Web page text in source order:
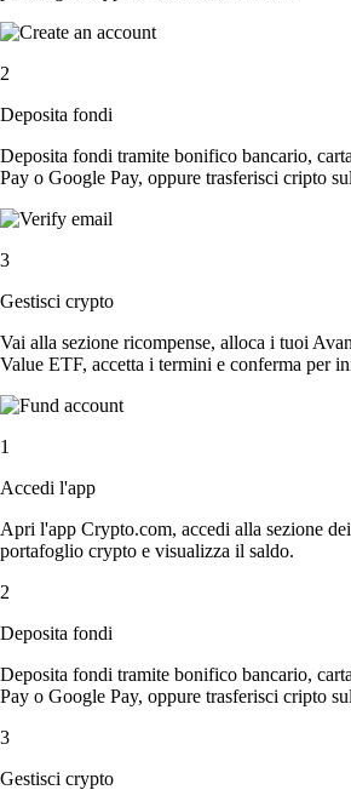
2
Deposita fondi
Deposita fondi tramite bonifico bancario,
Pay o Google Pay, oppure trasferisci cripto
3
Gestisci crypto
Vai alla sezione ricompense, alloca i tuoi
Value ETF, accetta i termini e conferma per
1
Accedi l'app
Apri l'app Crypto.com, accedi alla sezione
portafoglio crypto e visualizza il saldo.
2
Deposita fondi
Deposita fondi tramite bonifico bancario,
Pay o Google Pay, oppure trasferisci cripto
3
Gestisci crypto